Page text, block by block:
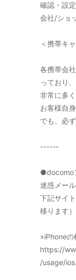
確認・設
会社/ショ
＜携帯キ
各携帯会
っており
非常に多
お客様自
でも、必
------
●docomo
迷惑メー
下記サイ
移ります）
»iPhone
https://
/usage/